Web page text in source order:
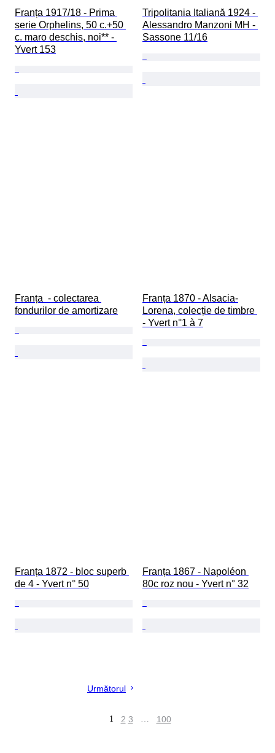
Franța 1917/18 - Prima
serie Orphelins, 50 c.+50
c. maro deschis, noi** -
Yvert 153
Tripolitania Italiană 1924 -
Alessandro Manzoni MH -
Sassone 11/16
Franța  - colectarea
fondurilor de amortizare
Franța 1870 - Alsacia-
Lorena, colecție de timbre
- Yvert n°1 à 7
Franța 1872 - bloc superb
de 4 - Yvert n° 50
Franța 1867 - Napoléon
80c roz nou - Yvert n° 32
Următorul
1 2 3 … 100